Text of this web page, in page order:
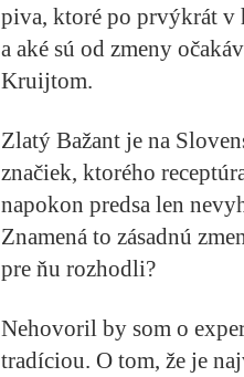
piva, ktoré po prvýkrát
a aké sú od zmeny
Kruijtom.
Zlatý Bažant je na
značiek, ktorého
napokon predsa len
Znamená to zásadnú
pre ňu rozhodli?
Nehovoril by som o
tradíciou. O tom, že je